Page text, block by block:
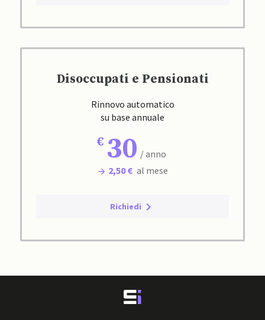
Disoccupati e Pensionati
Rinnovo automatico
su base annuale
30 / anno
2,50 € al mese
Richiedi